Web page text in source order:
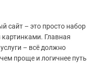
сайт – это просто набор
Главная
– всё должно
проще и логичнее путь